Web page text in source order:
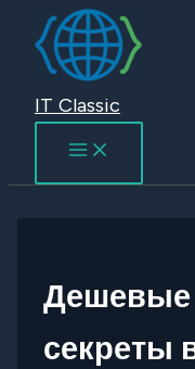
Перейти
содержимому
IT Classic
Дешевые
секреты